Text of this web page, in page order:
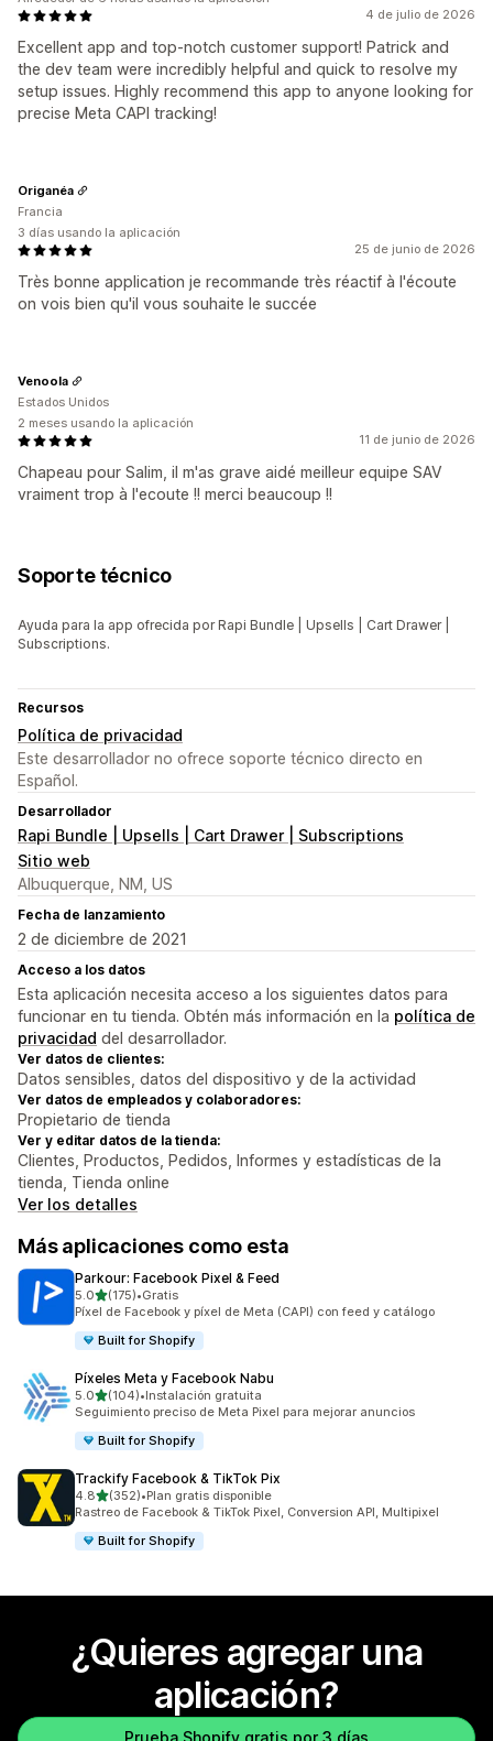
4 de julio de 2026
Excellent app and top-notch customer support! Patrick and
the dev team were incredibly helpful and quick to resolve my
setup issues. Highly recommend this app to anyone looking for
precise Meta CAPI tracking!
25 de junio de 2026
Très bonne application je recommande très réactif à l'écoute
on vois bien qu'il vous souhaite le succée
Origanéa
Francia
3 días usando la aplicación
11 de junio de 2026
Chapeau pour Salim, il m'as grave aidé meilleur equipe SAV
vraiment trop à l'ecoute !! merci beaucoup !!
Venoola
Estados Unidos
2 meses usando la aplicación
Soporte técnico
Ayuda para la app ofrecida por Rapi Bundle | Upsells | Cart Drawer |
Subscriptions.
Recursos
Política de privacidad
Este desarrollador no ofrece soporte técnico directo en
Español.
Desarrollador
Rapi Bundle | Upsells | Cart Drawer | Subscriptions
Sitio web
Albuquerque, NM, US
Fecha de lanzamiento
2 de diciembre de 2021
Acceso a los datos
Esta aplicación necesita acceso a los siguientes datos para
funcionar en tu tienda. Obtén más información en la política de
privacidad del desarrollador.
Ver datos de clientes:
Datos sensibles, datos del dispositivo y de la actividad
Ver datos de empleados y colaboradores:
Propietario de tienda
Ver y editar datos de la tienda:
Clientes, Productos, Pedidos, Informes y estadísticas de la
tienda, Tienda online
Ver los detalles
Más aplicaciones como esta
Parkour: Facebook Pixel & Feed
5.0de 5 estrellas
(175)
175 reseñas en total
•Gratis
Píxel de Facebook y píxel de Meta (CAPI) con feed y catálogo
Built for Shopify
Píxeles Meta y Facebook Nabu
5.0de 5 estrellas
(104)
104 reseñas en total
•Instalación gratuita
Seguimiento preciso de Meta Pixel para mejorar anuncios
Built for Shopify
Trackify Facebook & TikTok Pix
4.8de 5 estrellas
(352)
352 reseñas en total
•Plan gratis disponible
Rastreo de Facebook & TikTok Pixel, Conversion API, Multipixel
Built for Shopify
¿Quieres agregar una
aplicación?